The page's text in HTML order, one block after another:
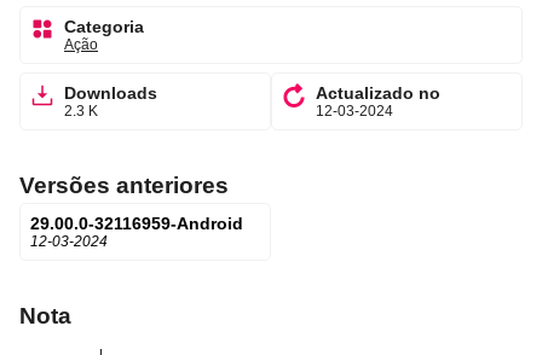
Categoria
Ação
Downloads
2.3 K
Actualizado no
12-03-2024
Versões anteriores
29.00.0-32116959-Android
12-03-2024
Nota